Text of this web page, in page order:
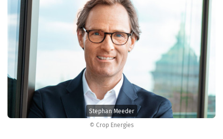
© Crop Energies
Stephan Meeder